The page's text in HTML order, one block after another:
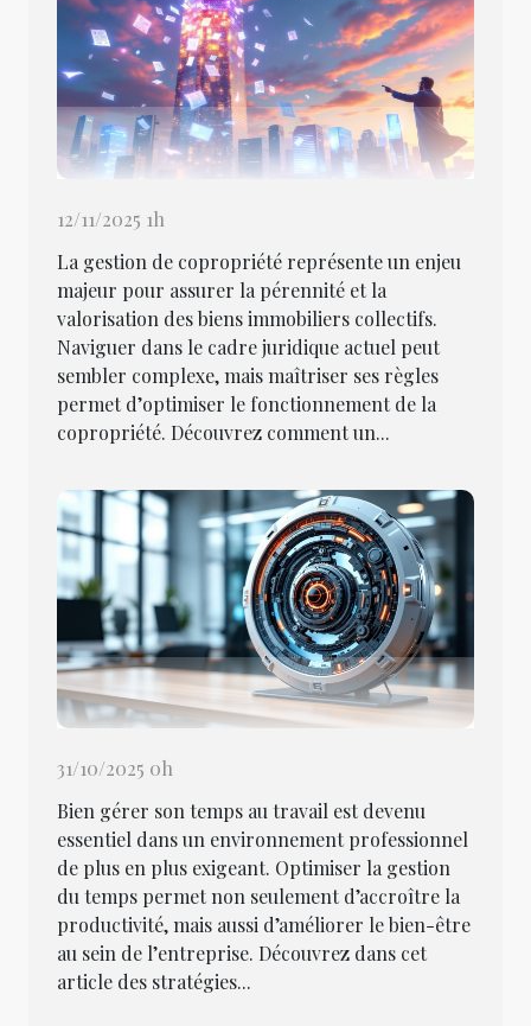
12/11/2025 1h
La gestion de copropriété représente un enjeu
majeur pour assurer la pérennité et la
valorisation des biens immobiliers collectifs.
Naviguer dans le cadre juridique actuel peut
sembler complexe, mais maîtriser ses règles
permet d’optimiser le fonctionnement de la
copropriété. Découvrez comment un...
31/10/2025 0h
Bien gérer son temps au travail est devenu
essentiel dans un environnement professionnel
de plus en plus exigeant. Optimiser la gestion
du temps permet non seulement d’accroître la
productivité, mais aussi d’améliorer le bien-être
au sein de l’entreprise. Découvrez dans cet
article des stratégies...